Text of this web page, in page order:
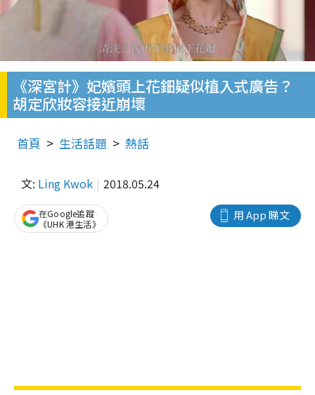
《深宮計》妃嬪頭上花鈿疑似植入式廣告？
胡定欣妝容接近崩壞
首頁 生活話題 熱話
文: Ling Kwok 2018.05.24
用 App 睇文
在Google追蹤
《UHK 港生活》